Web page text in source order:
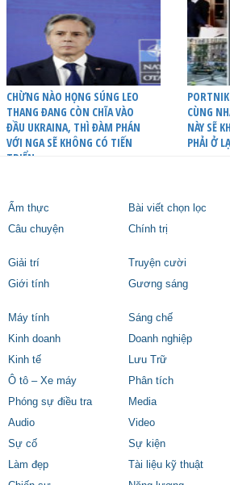
CHỪNG NÀO HỌNG SÚNG LEO
THANG ĐANG CÒN CHĨA VÀO
ĐẦU UKRAINA, THÌ ĐÀM PHÁN
VỚI NGA SẼ KHÔNG CÓ TIẾN
TRIỂN
CÙNG
NÀY SẼ
PHẢI Ở
Ẩm thực Bài viết chọn lọc
Câu chuyện
Chính trị
Giải trí
Truyện cười
Giới tính
Gương sáng
Máy tính
Sáng chế
Kinh doanh
Doanh nghiệp
Kinh tế
Lưu Trữ
Ô tô – Xe máy
Phân tích
Phóng sự điều tra
Media
Audio
Video
Sự cố
Sự kiện
Làm đẹp
Tài liệu kỹ thuật